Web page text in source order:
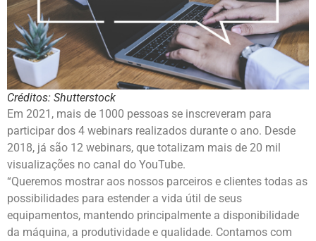
Créditos: Shutterstock
Em 2021, mais de 1000 pessoas se inscreveram para
participar dos 4 webinars realizados durante o ano. Desde
2018, já são 12 webinars, que totalizam mais de 20 mil
visualizações no canal do YouTube.
“Queremos mostrar aos nossos parceiros e clientes todas as
possibilidades para estender a vida útil de seus
equipamentos, mantendo principalmente a disponibilidade
da máquina, a produtividade e qualidade. Contamos com